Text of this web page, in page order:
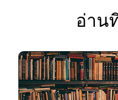
อ่าน